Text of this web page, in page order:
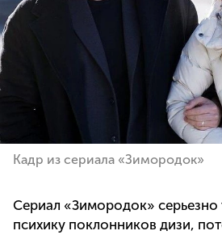
Кадр из сериала «Зимородок»
Сериал «Зимородок» серьезно
психику поклонников дизи,